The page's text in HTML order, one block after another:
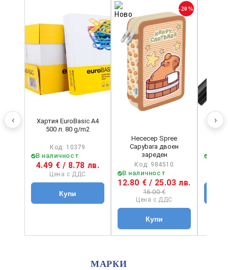
Хартия EuroBasic А4
500 л. 80 g/m2
Код: 10379
В наличност
4.49 € / 8.78 лв.
Цена с ДДС
-20%
Несесер Spree
Capybara двоен
зареден
Код: 984510
В наличност
12.80 € / 25.03 лв.
16.00 €
Цена с ДДС
‹ ›
МАРКИ